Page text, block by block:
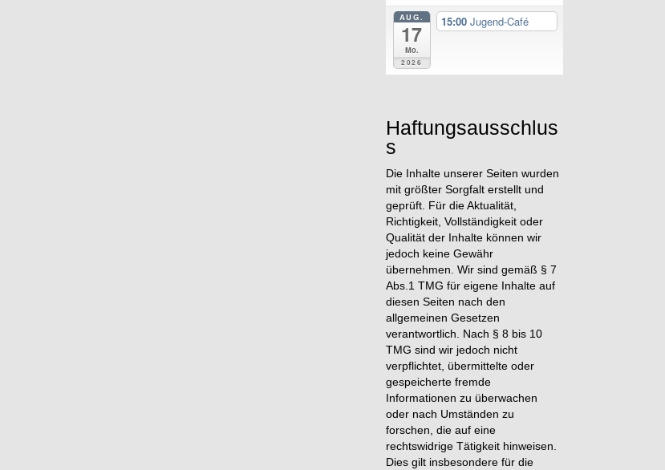
AUG.
17
Mo.
2026
15:00 Jugend-Café
Haftungsausschlus
s
Die Inhalte unserer Seiten wurden
mit größter Sorgfalt erstellt und
geprüft. Für die Aktualität,
Richtigkeit, Vollständigkeit oder
Qualität der Inhalte können wir
jedoch keine Gewähr
übernehmen. Wir sind gemäß § 7
Abs.1 TMG für eigene Inhalte auf
diesen Seiten nach den
allgemeinen Gesetzen
verantwortlich. Nach § 8 bis 10
TMG sind wir jedoch nicht
verpflichtet, übermittelte oder
gespeicherte fremde
Informationen zu überwachen
oder nach Umständen zu
forschen, die auf eine
rechtswidrige Tätigkeit hinweisen.
Dies gilt insbesondere für die